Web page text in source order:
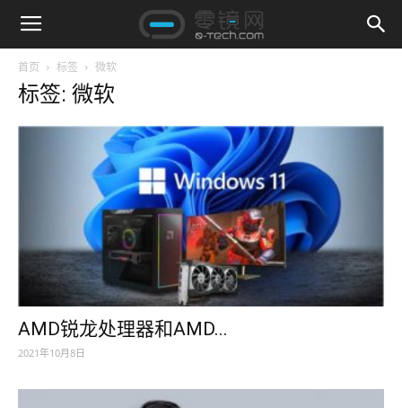
首页 标签 微软
标签: 微软
AMD锐龙处理器和AMD...
2021年10月8日